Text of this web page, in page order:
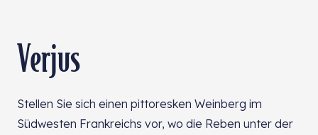
Verjus
Stellen Sie sich einen pittoresken Weinberg im
Südwesten Frankreichs vor, wo die Reben unter der